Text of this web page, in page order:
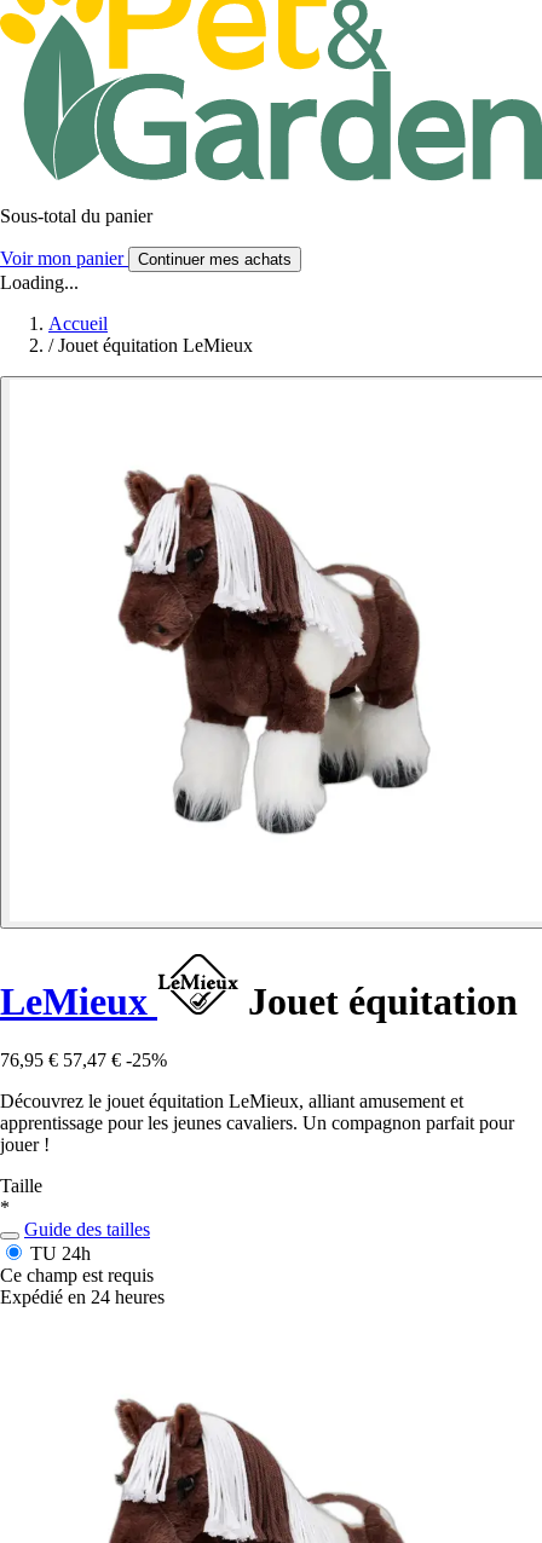
Sous-total du panier
Voir mon panier Continuer mes achats
Loading...
Accueil
/ Jouet équitation LeMieux
LeMieux Jouet équitation
76,95 € 57,47 € -25%
Découvrez le jouet équitation LeMieux, alliant amusement et
apprentissage pour les jeunes cavaliers. Un compagnon parfait pour
jouer !
Taille
*
Guide des tailles
TU 24h
Ce champ est requis
Expédié en 24 heures